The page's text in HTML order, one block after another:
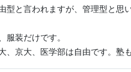
型と言われますが、管理型と思
服装だけです。
、京大、医学部は自由です。塾